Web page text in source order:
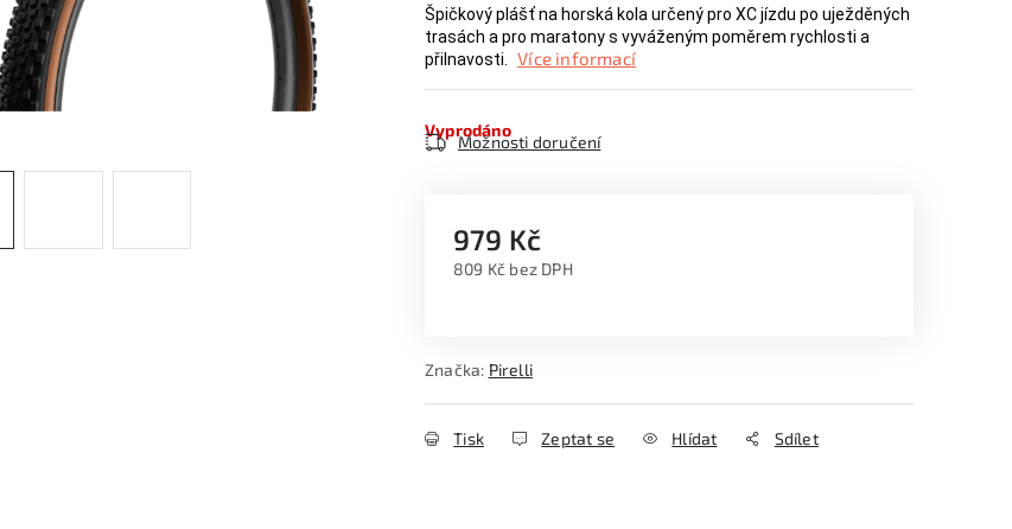
Špičkový plášť na horská kola určený pro XC jízdu po uježděných
trasách a pro maratony s vyváženým poměrem rychlosti a
přilnavosti.
Více informací
Vyprodáno
Možnosti doručení
979 Kč
809 Kč bez DPH
Značka: Pirelli
Tisk Zeptat se Hlídat Sdílet